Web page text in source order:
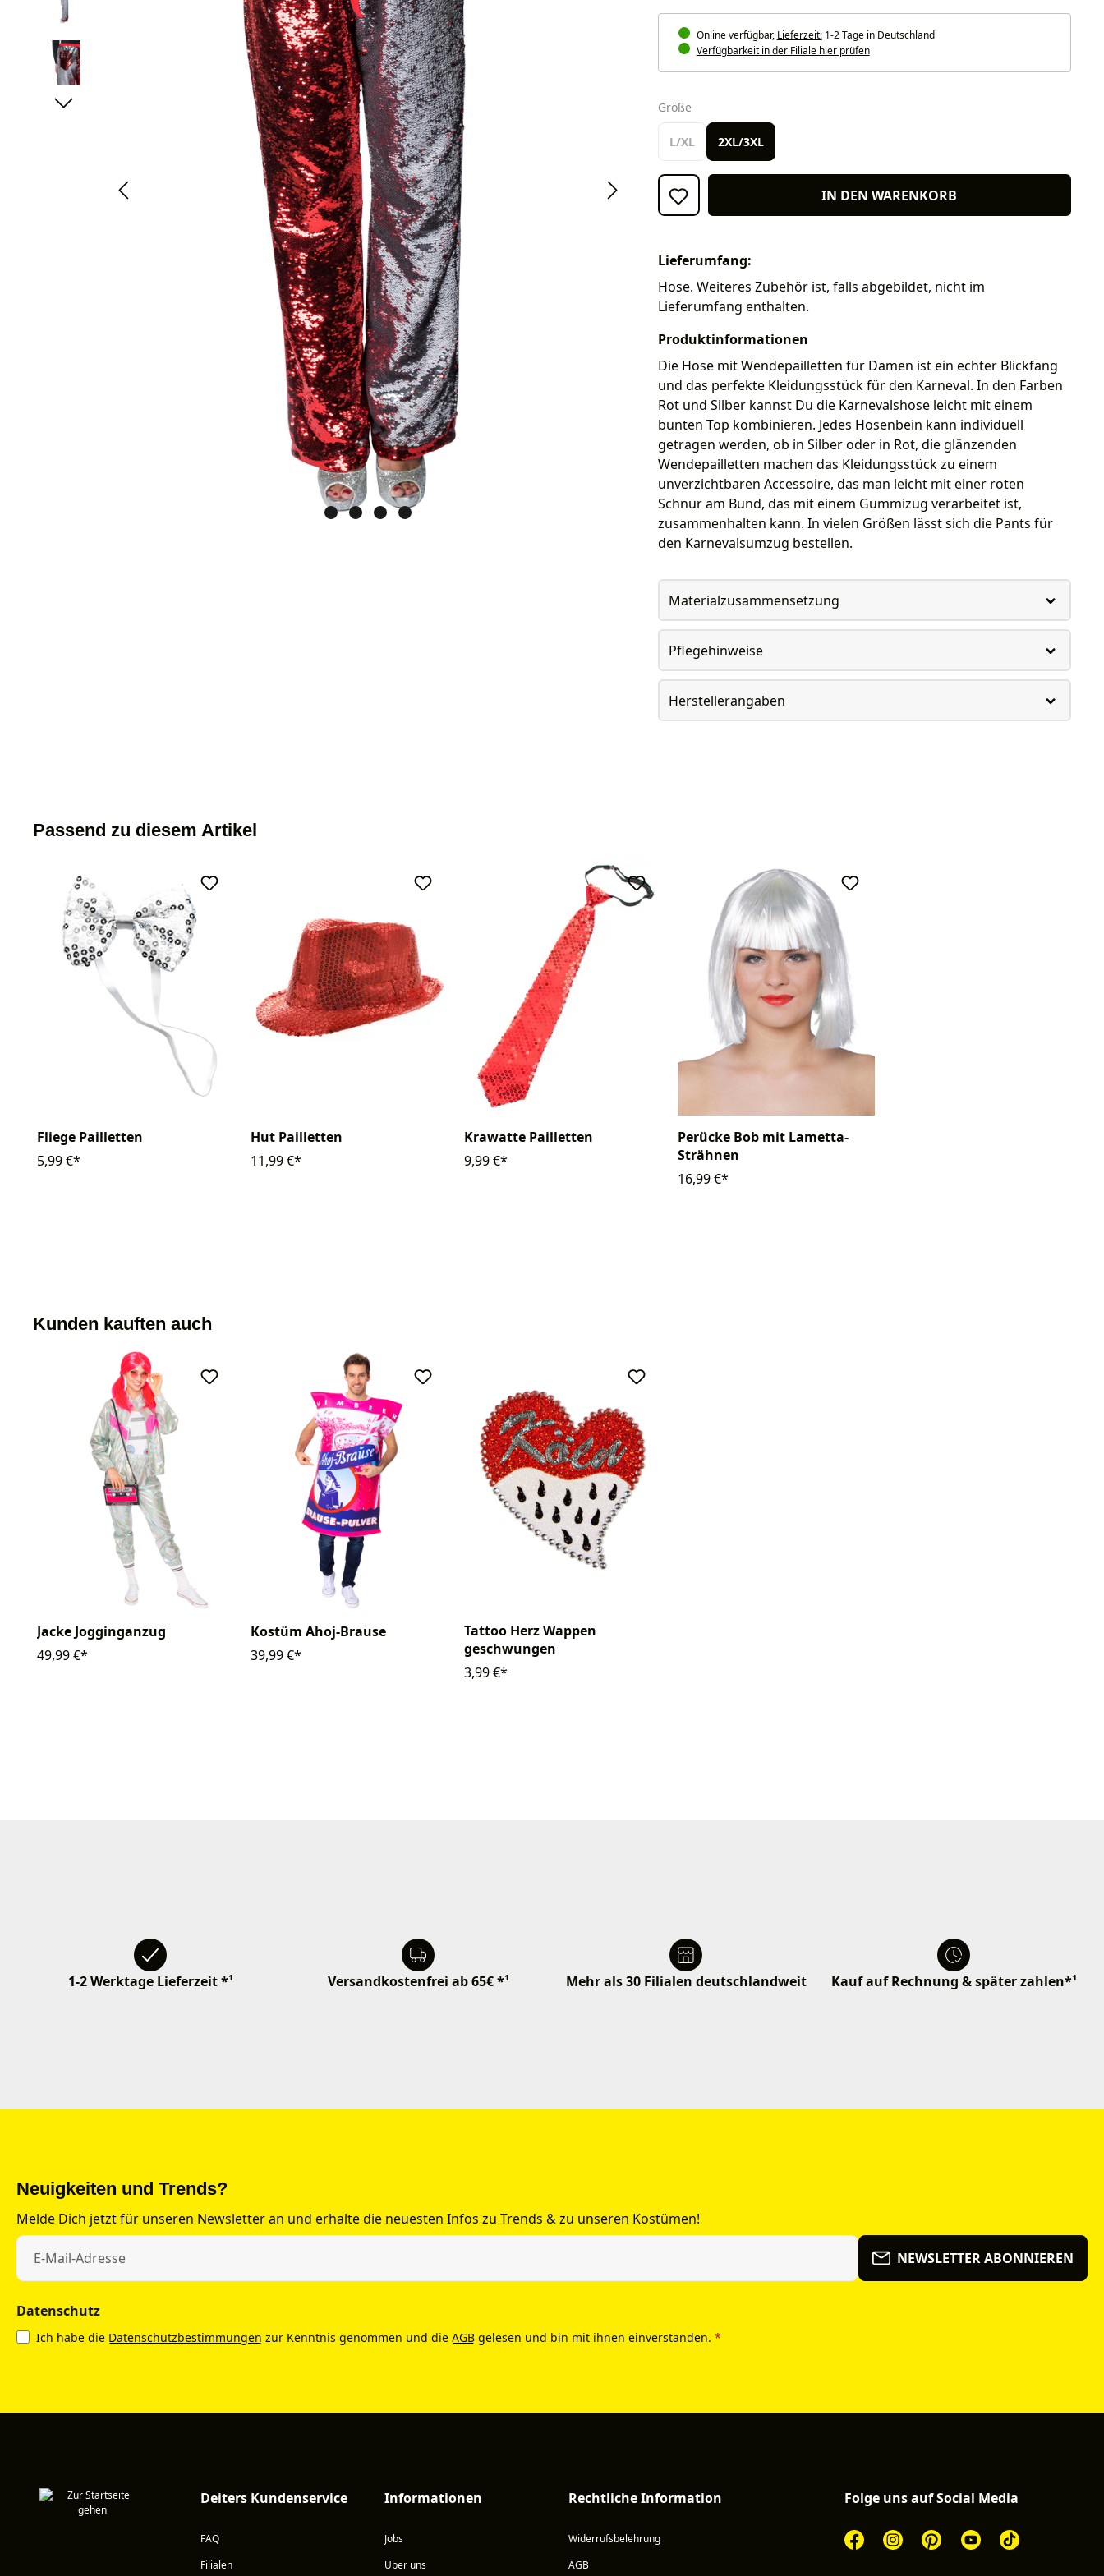
Online verfügbar, Lieferzeit:1-2 Tage in Deutschland
Verfügbarkeit in der Filiale hier prüfen
Größeauswählen
L/XL 2XL/3XL
IN DEN WARENKORB
Lieferumfang:
Hose. Weiteres Zubehör ist, falls abgebildet, nicht im
Lieferumfang enthalten.
Produktinformationen
Die Hose mit Wendepailletten für Damen ist ein echter Blickfang
und das perfekte Kleidungsstück für den Karneval. In den Farben
Rot und Silber kannst Du die Karnevalshose leicht mit einem
bunten Top kombinieren. Jedes Hosenbein kann individuell
getragen werden, ob in Silber oder in Rot, die glänzenden
Wendepailletten machen das Kleidungsstück zu einem
unverzichtbaren Accessoire, das man leicht mit einer roten
Schnur am Bund, das mit einem Gummizug verarbeitet ist,
zusammenhalten kann. In vielen Größen lässt sich die Pants für
den Karnevalsumzug bestellen.
Materialzusammensetzung
Pflegehinweise
Herstellerangaben
Passend zu diesem Artikel
Fliege Pailletten
5,99 €*
Hut Pailletten
11,99 €*
Krawatte Pailletten
9,99 €*
Perücke Bob mit Lametta-
Strähnen
16,99 €*
Kunden kauften auch
Jacke Jogginganzug
49,99 €*
Kostüm Ahoj-Brause
39,99 €*
Tattoo Herz Wappen
geschwungen
3,99 €*
1-2 Werktage Lieferzeit *¹ Versandkostenfrei ab 65€ *¹ Mehr als 30 Filialen deutschlandweit Kauf auf Rechnung & später zahlen*¹
Neuigkeiten und Trends?
Melde Dich jetzt für unseren Newsletter an und erhalte die neuesten Infos zu Trends & zu unseren Kostümen!
NEWSLETTER ABONNIEREN
Datenschutz
Ich habe die Datenschutzbestimmungen zur Kenntnis genommen und die AGB gelesen und bin mit ihnen einverstanden. *
Deiters Kundenservice
FAQ
Filialen
Informationen
Jobs
Über uns
Rechtliche Information
Widerrufsbelehrung
AGB
Folge uns auf Social Media